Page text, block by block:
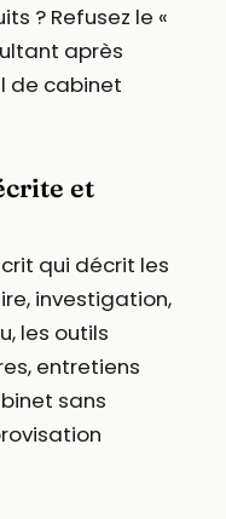
? Refusez le «
après
de cabinet
et
qui décrit les
investigation,
les outils
entretiens
sans